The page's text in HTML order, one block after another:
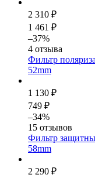
2 310 ₽
1 461 ₽
–37%
4 отзыва
Фильтр
52mm
1 130 ₽
749 ₽
–34%
15 отзывов
Фильтр
58mm
2 290 ₽